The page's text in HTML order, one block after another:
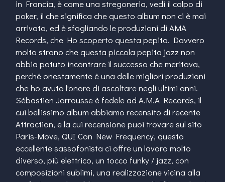
in Francia, è come una stregoneria, vedi il colpo di
poker, il che significa che questo album non ci è mai
arrivato, ed è sfogliando le produzioni di AMA
Records, che Ho scoperto questa pepita. Davvero
molto strano che questa piccola pepita jazz non
abbia potuto incontrare il successo che meritava,
perché onestamente è una delle migliori produzioni
che ho avuto l'onore di ascoltare negli ultimi anni.
Sébastien Jarrousse è fedele ad A.M.A Records, il
cui bellissimo album abbiamo recensito di recente
Attraction, e la cui recensione puoi trovare sul sito
Paris-Move, QUI Con New Frequency, questo
eccellente sassofonista ci offre un lavoro molto
diverso, più elettrico, un tocco funky / jazz, con
composizioni sublimi, una realizzazione vicina alla